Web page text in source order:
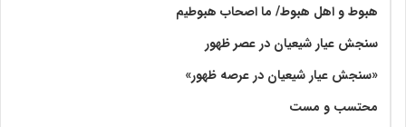
هبوط و اهل هبوط/ ما اصحاب هبوطیم
سنجش عیار شیعیان در عصر ظهور
«سنجش عیار شیعیان در عرصه ظهور»
محتسب و مست